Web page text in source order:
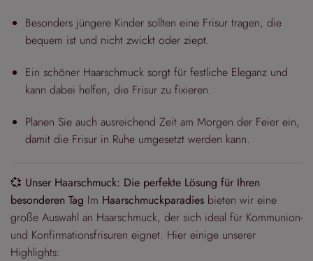
Besonders jüngere Kinder sollten eine Frisur tragen, die
bequem ist und nicht zwickt oder ziept.
Ein schöner Haarschmuck sorgt für festliche Eleganz und
kann dabei helfen, die Frisur zu fixieren.
Planen Sie auch ausreichend Zeit am Morgen der Feier ein,
damit die Frisur in Ruhe umgesetzt werden kann.
💞 Unser Haarschmuck: Die perfekte Lösung für Ihren
besonderen Tag Im Haarschmuckparadies bieten wir eine
große Auswahl an Haarschmuck, der sich ideal für Kommunion-
und Konfirmationsfrisuren eignet. Hier einige unserer
Highlights: